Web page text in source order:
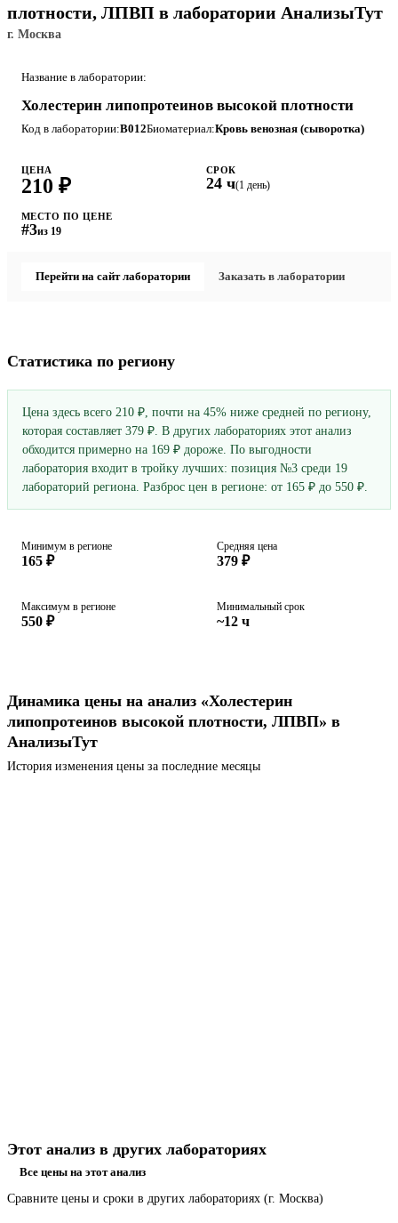
плотности, ЛПВП в лаборатории АнализыТут
г. Москва
Название в лаборатории:
Холестерин липопротеинов высокой плотности
Код в лаборатории:B012Биоматериал:Кровь венозная (сыворотка)
ЦЕНА
210 ₽
СРОК
24 ч(1 день)
МЕСТО ПО ЦЕНЕ
#3из 19
Перейти на сайт лаборатории Заказать в лаборатории
Статистика по региону
Цена здесь всего 210 ₽, почти на 45% ниже средней по региону,
которая составляет 379 ₽. В других лабораториях этот анализ
обходится примерно на 169 ₽ дороже. По выгодности
лаборатория входит в тройку лучших: позиция №3 среди 19
лабораторий региона. Разброс цен в регионе: от 165 ₽ до 550 ₽.
Минимум в регионе
165 ₽
Средняя цена
379 ₽
Максимум в регионе
550 ₽
Минимальный срок
~12 ч
Динамика цены на анализ «Холестерин
липопротеинов высокой плотности, ЛПВП» в
АнализыТут
История изменения цены за последние месяцы
Этот анализ в других лабораториях
Все цены на этот анализ
Сравните цены и сроки в других лабораториях (г. Москва)